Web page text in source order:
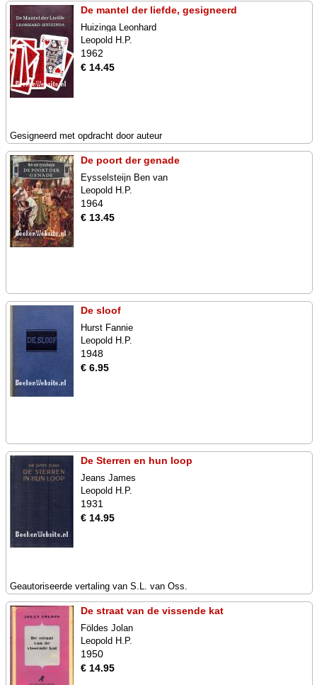
De mantel der liefde, gesigneerd
Huizinga Leonhard
Leopold H.P.
1962
€ 14.45
Gesigneerd met opdracht door auteur
De poort der genade
Eysselsteijn Ben van
Leopold H.P.
1964
€ 13.45
De sloof
Hurst Fannie
Leopold H.P.
1948
€ 6.95
De Sterren en hun loop
Jeans James
Leopold H.P.
1931
€ 14.95
Geautoriseerde vertaling van S.L. van Oss.
De straat van de vissende kat
Földes Jolan
Leopold H.P.
1950
€ 14.95